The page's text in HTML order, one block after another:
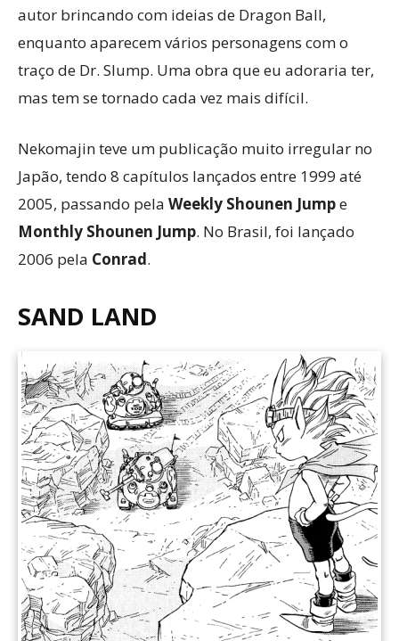
autor brincando com ideias de Dragon Ball,
enquanto aparecem vários personagens com o
traço de Dr. Slump. Uma obra que eu adoraria ter,
mas tem se tornado cada vez mais difícil.
Nekomajin teve um publicação muito irregular no
Japão, tendo 8 capítulos lançados entre 1999 até
2005, passando pela Weekly Shounen Jumpe
Monthly Shounen Jump. No Brasil, foi lançado
2006 pela Conrad.
SAND LAND